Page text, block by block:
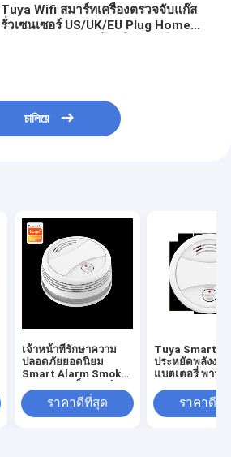
Tuya Wifi สมาร์ทเครื่องตรวจจับแก๊ส
รั่วเซนเซอร์ US/UK/EU Plug Home
চালিয়ে
เจ้าหน้าที่รักษาความ
ปลอดภัยยอดนิยม
Smart Alarm Smoke
เตือนควันอิสระสำหรับ
Home Fire Security
ราคาดีที่สุด
Tuya Smart
ประหยัดพลังงาน
แบตเตอรี่ พาวเ
Push Wifi
Detector
ราคาดีที่